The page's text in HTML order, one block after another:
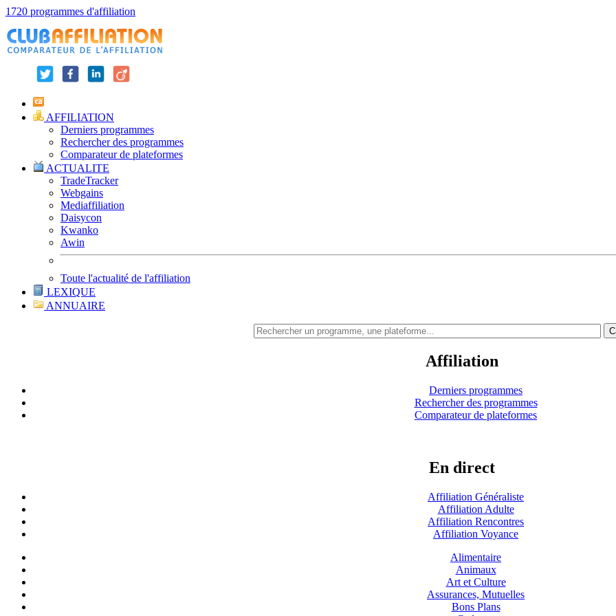
1720 programmes d'affiliation
AFFILIATION
Derniers programmes
Rechercher des programmes
Comparateur de plateformes
ACTUALITE
TradeTracker
Webgains
Mediaffiliation
Daisycon
Kwanko
Awin
Toute l'actualité de l'affiliation
LEXIQUE
ANNUAIRE
Affiliation
Derniers programmes
Rechercher des programmes
Comparateur de plateformes
En direct
Affiliation Généraliste
Affiliation Adulte
Affiliation Rencontres
Affiliation Voyance
Alimentaire
Animaux
Art et Culture
Assurances, Mutuelles
Bons Plans